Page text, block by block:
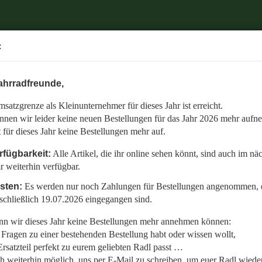
als Kleinunternehmer für dieses Jahr ist erreicht.
wir leider keine neuen Bestellungen für das Jahr 2026 mehr
dieses Jahr keine Bestellungen mehr auf.
Alle Artikel, die ihr online sehen könnt, sind auch im
weiterhin verfügbar.
Es werden nur noch Zahlungen für Bestellungen angenommen,
19.07.2026 eingegangen sind.
wir dieses Jahr keine Bestellungen mehr annehmen können:
zu einer bestehenden Bestellung habt oder wissen wollt,
perfekt zu eurem geliebten Radl passt …
weiterhin möglich, uns per E-Mail zu schreiben, um euer Radl
aufnehmen.
im nächsten Jahr weiterhin verfügbar.
die bis einschließlich 19.07.2026 eingegangen sind.
wieder fit zu bekommen.
auf den gemeinsamen Start in die neue Saison am 01.01.2027!